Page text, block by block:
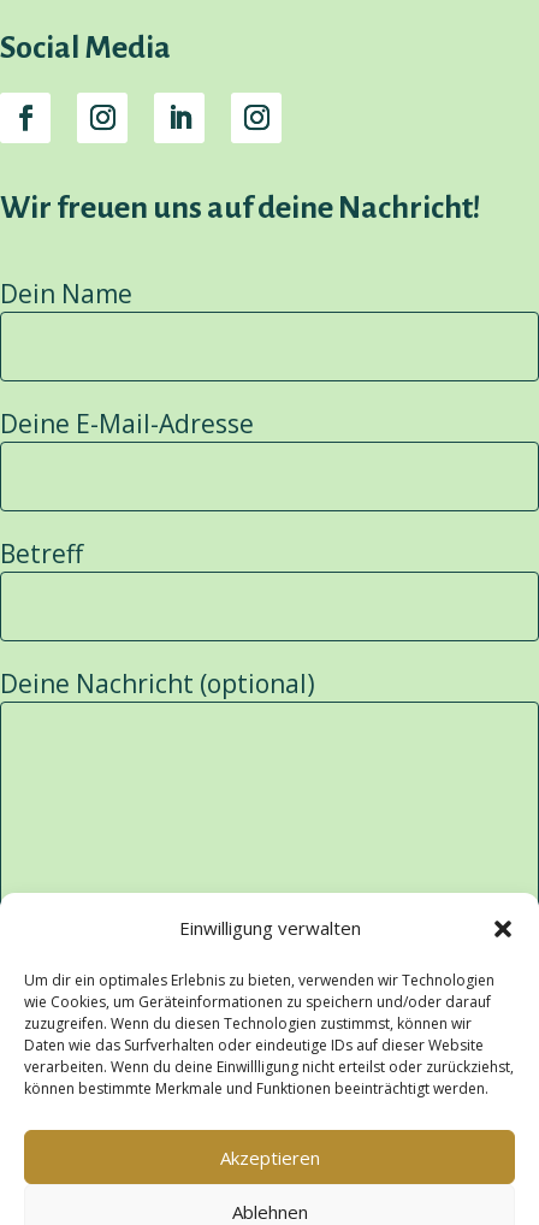
Einwilligung verwalten
Um dir ein optimales Erlebnis zu bieten, verwenden wir Technologien
wie Cookies, um Geräteinformationen zu speichern und/oder darauf
zuzugreifen. Wenn du diesen Technologien zustimmst, können wir
Daten wie das Surfverhalten oder eindeutige IDs auf dieser Website
verarbeiten. Wenn du deine Einwillligung nicht erteilst oder zurückziehst,
können bestimmte Merkmale und Funktionen beeinträchtigt werden.
Akzeptieren
Ablehnen
Social Media
Wir freuen uns auf deine Nachricht!
Dein Name
Deine E-Mail-Adresse
Betreff
Deine Nachricht (optional)